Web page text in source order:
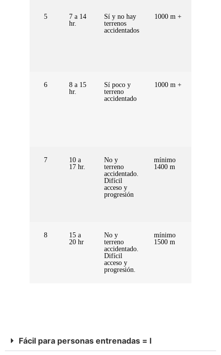
5
7 a 14
hr.
Sí y no hay
terrenos
accidentados
1000 m +
6
8 a 15
hr.
Sí poco y
terreno
accidentado
1000 m +
7
10 a
17 hr.
No y
terreno
accidentado.
Difícil
acceso y
progresión
mínimo
1400 m
8
15 a
20 hr
No y
terreno
accidentado.
Difícil
acceso y
progresión.
mínimo
1500 m
Fácil para personas entrenadas = l